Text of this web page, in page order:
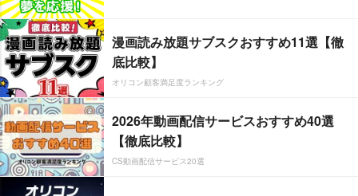
漫画読み放題サブスクおすすめ11選【徹
底比較】
オリコン顧客満足度ランキング
2026年動画配信サービスおすすめ40選
【徹底比較】
CS動画配信サービス20選